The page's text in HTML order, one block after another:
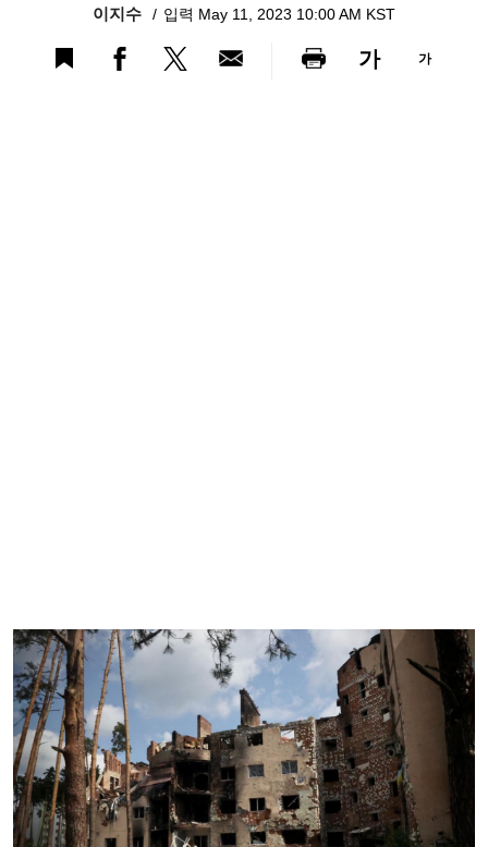
이지수 입력 May 11, 2023 10:00 AM KST
가 가